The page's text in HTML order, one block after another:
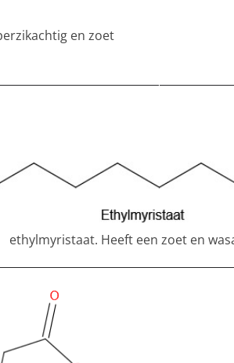
en zoet
ethylmyristaat. Heeft een zoet en